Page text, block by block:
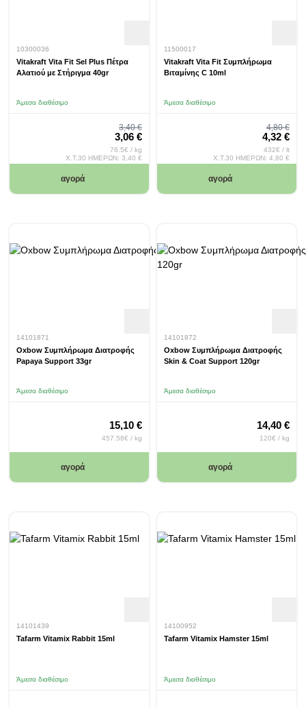
10300036
Vitakraft Vita Fit Sel Plus Πέτρα
Αλατιού με Στήριγμα 40gr
Άμεσα διαθέσιμο
Special Price
3,06 €
Regular Price
3,40 €
76.5€ / kg
Χ.Τ.30 ΗΜΕΡΩΝ: 3,40 €
αγορά
11500017
Vitakraft Vita Fit Συμπλήρωμα
Βιταμίνης C 10ml
Άμεσα διαθέσιμο
Special
4,32 €
Regular
4,80 €
432€ / lt
Χ.Τ.30 ΗΜΕΡΩΝ: 4,80 €
αγορά
14101871
Oxbow Συμπλήρωμα Διατροφής
Papaya Support 33gr
Άμεσα διαθέσιμο
15,10 €
457.58€ / kg
αγορά
14101872
Oxbow Συμπλήρωμα Διατροφής
Skin & Coat Support 120gr
Άμεσα διαθέσιμο
14,40 €
120€ / kg
αγορά
14101439
Tafarm Vitamix Rabbit 15ml
Άμεσα διαθέσιμο
14100952
Tafarm Vitamix Hamster 15ml
Άμεσα διαθέσιμο